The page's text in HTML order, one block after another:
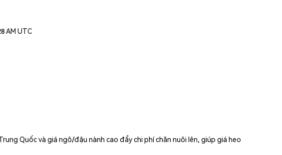
AM UTC
Quốc và giá ngô/đậu nành cao đẩy chi phí chăn nuôi lên, giúp giá heo